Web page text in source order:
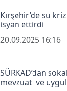
Kırşehir’de su
isyan ettirdi
20.09.2025 16:16
SÜRKAD’dan
mevzuatı ve